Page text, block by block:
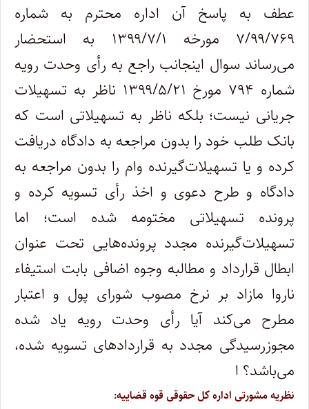
عطف به پاسخ آن اداره محترم به شماره
۷/۹۹/۷۶۹ مورخه ۱۳۹۹/۷/۱ به استحضار
می‌رساند سوال اینجانب راجع به رأی وحدت رویه
شماره ۷۹۴ مورخ ۱۳۹۹/۵/۲۱ ناظر به تسهیلات
جریانی نیست؛ بلکه ناظر به تسهیلاتی است که
بانک طلب خود را بدون مراجعه به دادگاه دریافت
کرده و یا تسهیلات‌گیرنده وام را بدون مراجعه به
دادگاه و طرح دعوی و اخذ رأی تسویه کرده و
پرونده تسهیلاتی مختومه شده است؛ اما
تسهیلات‌گیرنده‌ مجدد پرونده‌هایی تحت عنوان
ابطال قرارداد و مطالبه وجوه اضافی بابت استیفاء
ناروا مازاد بر نرخ مصوب شورای پول و اعتبار
مطرح می‌کند آیا رأی وحدت رویه یاد شده
مجوزرسیدگی مجدد به قراردادهای تسویه شده،
می‌باشد؟ ا
نظریه مشورتی اداره کل حقوقی قوه قضاییه: